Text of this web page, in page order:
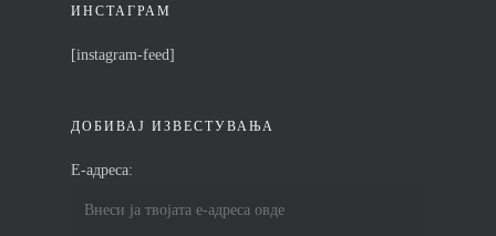
ИНСТАГРАМ
[instagram-feed]
ДОБИВАЈ ИЗВЕСТУВАЊА
Е-адреса: